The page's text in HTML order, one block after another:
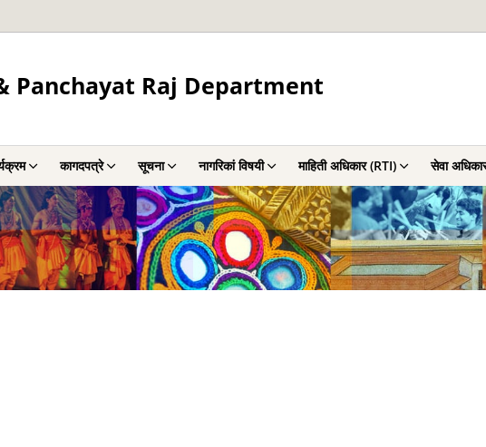
Panchayat Raj Department
कागदपत्रे सूचना नागरिकां विषयी माहिती अधिकार (RTI) सेवा